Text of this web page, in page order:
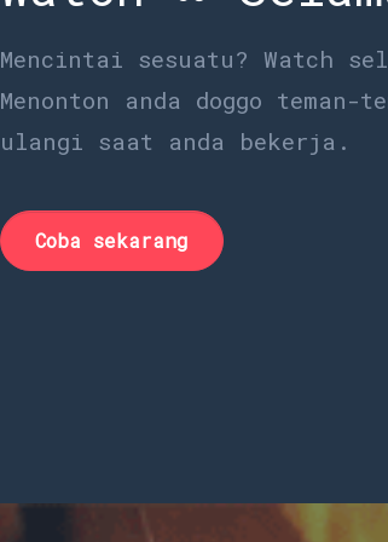
Mencintai sesuatu? Watch
Menonton anda doggo teman-
ulangi saat anda bekerja.
Coba sekarang